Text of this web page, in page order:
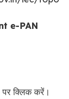
e-PAN
पर क्लिक करें।